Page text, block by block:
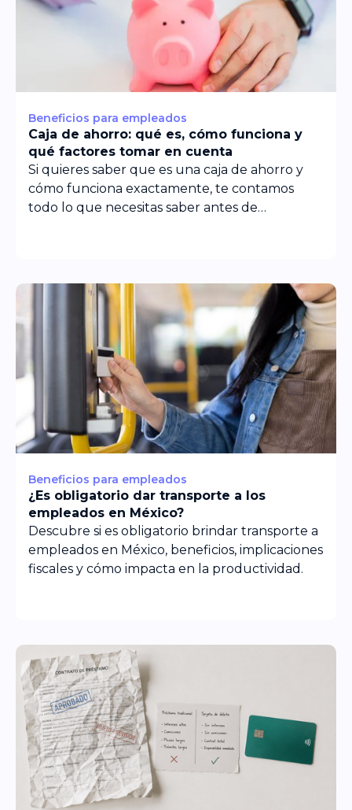
Beneficios para empleados
Caja de ahorro: qué es, cómo funciona y
qué factores tomar en cuenta
Si quieres saber que es una caja de ahorro y
cómo funciona exactamente, te contamos
todo lo que necesitas saber antes de
Beneficios para empleados
¿Es obligatorio dar transporte a los
empleados en México?
Descubre si es obligatorio brindar transporte a
empleados en México, beneficios, implicaciones
fiscales y cómo impacta en la productividad.